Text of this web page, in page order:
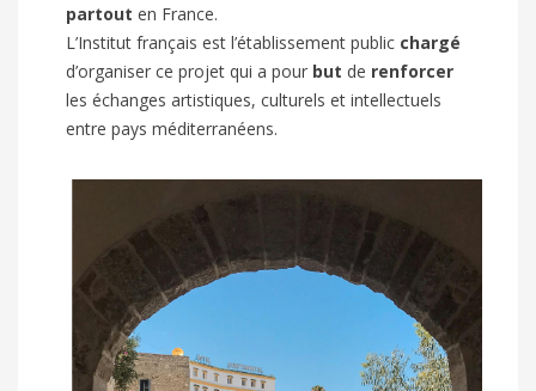
partout en France.
L’Institut français est l’établissement public chargé
d’organiser ce projet qui a pour but de renforcer
les échanges artistiques, culturels et intellectuels
entre pays méditerranéens.